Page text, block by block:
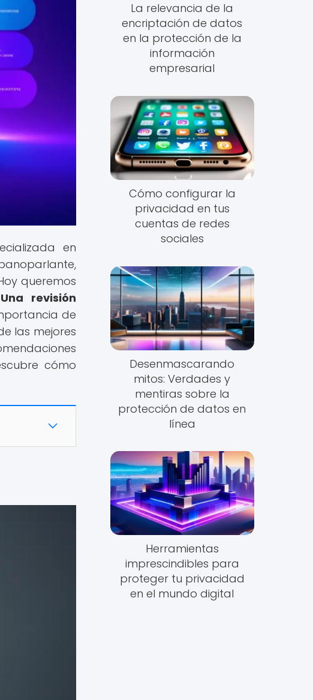
en
queremos
revisión
de
las mejores
cómo
La relevancia de la
encriptación de datos
en la protección de la
información
empresarial
Cómo configurar la
privacidad en tus
cuentas de redes
sociales
Desenmascarando
mitos: Verdades y
mentiras sobre la
protección de datos en
línea
Herramientas
imprescindibles para
proteger tu privacidad
en el mundo digital